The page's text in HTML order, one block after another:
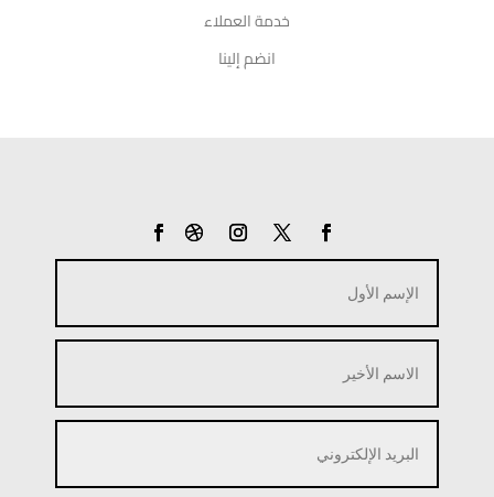
خدمة العملاء
انضم إلينا